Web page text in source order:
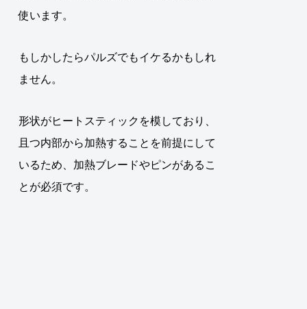
使います。
もしかしたらパルズでもイケるかもしれ
ません。
形状がヒートスティックを模しており、
且つ内部から加熱することを前提にして
いるため、加熱ブレードやピンがあるこ
とが必須です。